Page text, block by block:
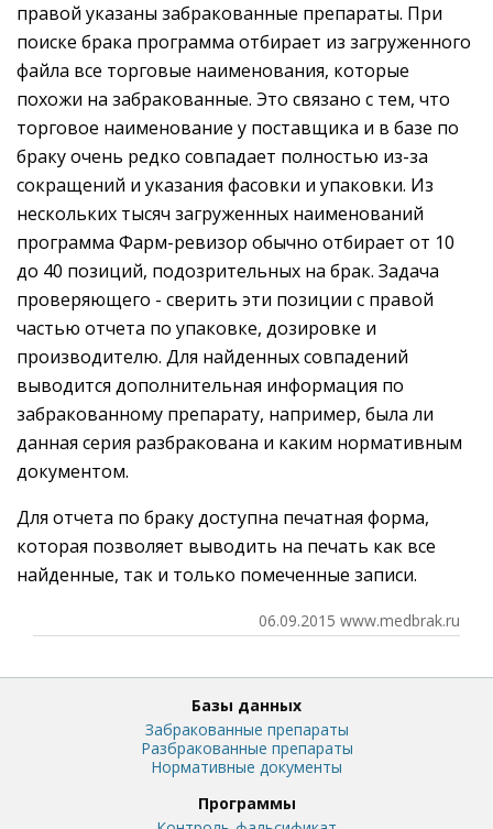
правой указаны забракованные препараты. При
поиске брака программа отбирает из загруженного
файла все торговые наименования, которые
похожи на забракованные. Это связано с тем, что
торговое наименование у поставщика и в базе по
браку очень редко совпадает полностью из-за
сокращений и указания фасовки и упаковки. Из
нескольких тысяч загруженных наименований
программа Фарм-ревизор обычно отбирает от 10
до 40 позиций, подозрительных на брак. Задача
проверяющего - сверить эти позиции с правой
частью отчета по упаковке, дозировке и
производителю. Для найденных совпадений
выводится дополнительная информация по
забракованному препарату, например, была ли
данная серия разбракована и каким нормативным
документом.
Для отчета по браку доступна печатная форма,
которая позволяет выводить на печать как все
найденные, так и только помеченные записи.
06.09.2015 www.medbrak.ru
Базы данных
Забракованные препараты
Разбракованные препараты
Нормативные документы
Программы